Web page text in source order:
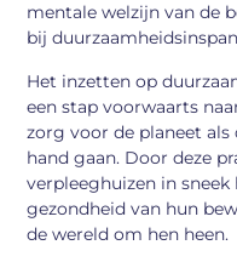
mentale welzijn van de
bij
Het inzetten op
een stap voorwaarts
zorg voor de planeet
hand gaan. Door deze
verpleeghuizen in
gezondheid van hun
de wereld om hen heen.